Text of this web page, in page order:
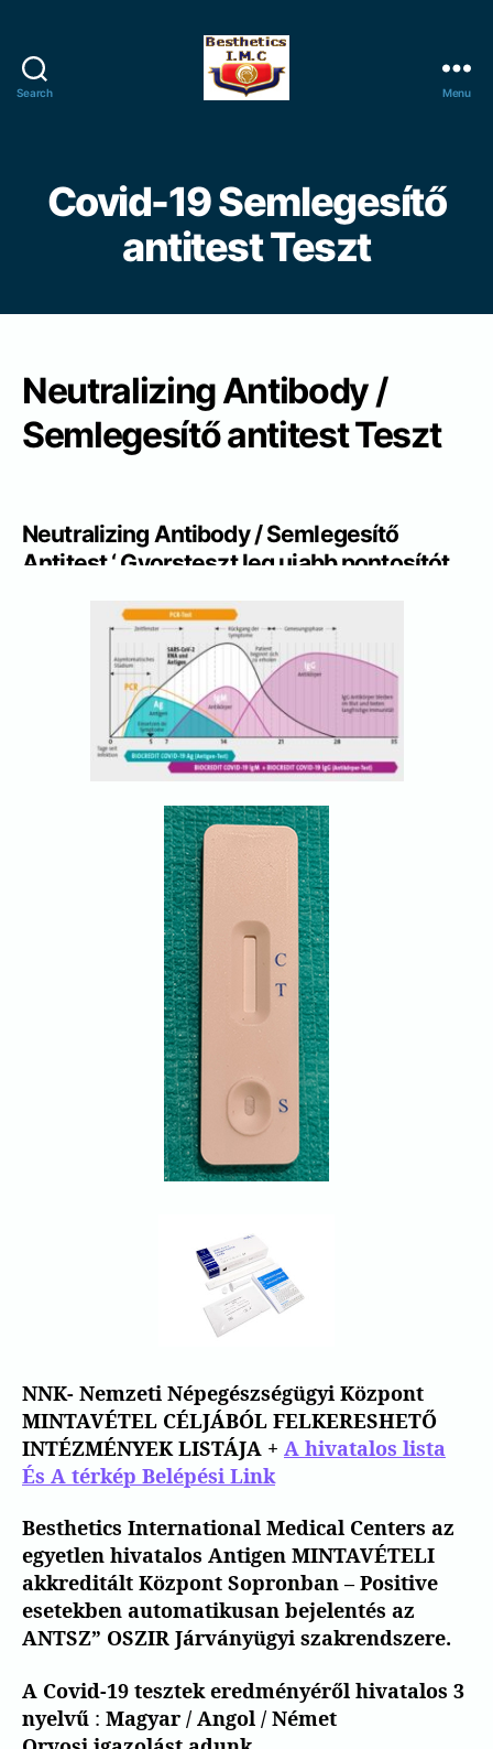
Search
h
e
t
.
M
.
C
Menu
Covid-19 Semlegesítő
antitest Teszt
Neutralizing Antibody /
Semlegesítő antitestTeszt
Neutralizing Antibody/Semlegesítő
Antitest‘Gyorsteszt leg ujabb pontosítót
termelődő ellenanyagot, oltas utani pontos
állapotát méri. hogy elegendo E , kizarolag
A Covid elleni Antitestek alap
mennyiséget.10 Perc.
SARS-CoV-2semlegesítő antitest
tesztkészlet (LFIA) vagy elisa SARS-CoV-
gyorsan és pontosan kimutathatja a
semlegesítő antitesteket. A SARS-CoV-2
semlegesítő antitest fontos marker az új
vakcinák hatékonyságának
elérésében. A reagens az antitestek
kimutatásának semlegesítésére szolgál az
egyének mintáiban
és a masodik
vagy eltávolítva a COVID-19-ből. ●
Érzékenység:>98% Specifikáció:>
● Reakcióidő: 15 perc ● Minta: szérum,
plazma vagy teljes vér, ujjbegyből vett
NNK- Nemzeti Népegészségügyi Központ
MINTAVÉTEL CÉLJÁBÓL FELKERESHETŐ
INTÉZMÉNYEK LISTÁJA + A hivatalos lista
És A térkép Belépési Link
Besthetics International Medical Centers az
egyetlen hivatalos Antigen MINTAVÉTELI
akkreditált Központ Sopronban – Positive
esetekben automatikusan bejelentés az
ANTSZ” OSZIR Járványügyi szakrendszere.
A Covid-19 tesztek eredményéről hivatalos 3
nyelvű : Magyar / Angol / Német